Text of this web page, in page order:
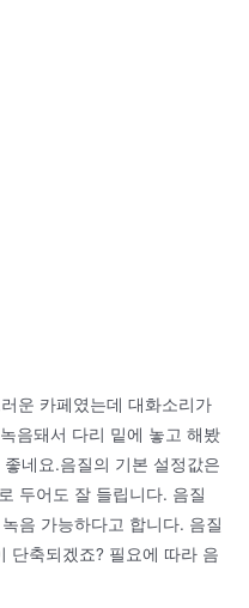
운 카페였는데 대화소리가
음돼서 다리 밑에 놓고 해봤
네요.음질의 기본 설정값은
두어도 잘 들립니다. 음질
음 가능하다고 합니다. 음질
단축되겠죠? 필요에 따라 음